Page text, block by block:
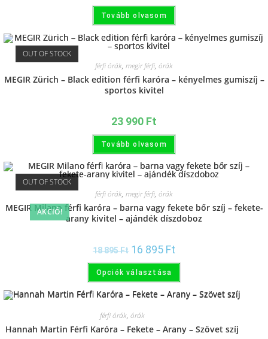
Tovább olvasom
OUT OF STOCK
férfi órák, megir férfi, órák
MEGIR Zürich – Black edition férfi karóra – kényelmes gumiszíj –
sportos kivitel
23 990 Ft
Tovább olvasom
OUT OF STOCK
AKCIÓ!
férfi órák, megir férfi, órák
MEGIR Milano férfi karóra – barna vagy fekete bőr szíj – fekete-
arany kivitel – ajándék díszdoboz
18 895Ft 16 895 Ft
Opciók választása
férfi órák, órák
Hannah Martin Férfi Karóra – Fekete – Arany – Szövet szíj